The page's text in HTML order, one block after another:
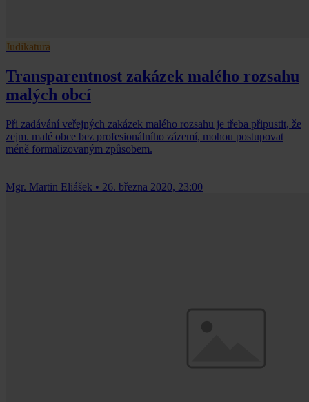
Judikatura
Transparentnost zakázek malého rozsahu
malých obcí
Při zadávání veřejných zakázek malého rozsahu je třeba připustit, že
zejm. malé obce bez profesionálního zázemí, mohou postupovat
méně formalizovaným způsobem.
Mgr. Martin Eliášek • 26. března 2020, 23:00